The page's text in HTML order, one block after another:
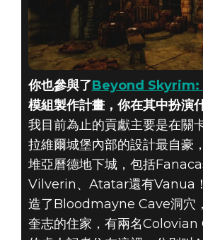
你也參與了Beyond Skyrim:
模組製作計畫，你在其中扮演
我目前為止的貢獻主要是在關
拉維爾城堡內部的設計最自豪
堆亞曆德地下城，包括
Vilverin、Atatar還有Vanua
造了Bloodmayne Cave洞穴
奎志的住家，有兩名